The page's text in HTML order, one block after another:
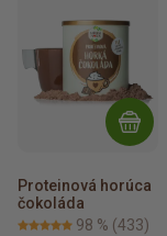
Proteinová horúca
čokoláda
98 % (433)